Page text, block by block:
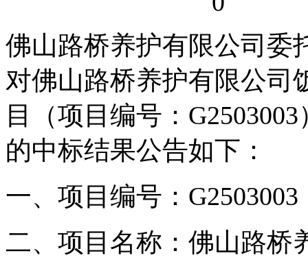
佛山路桥养护有限公司委
对佛山路桥养护有限公司
目（项目编号：
的中标结果公告如下：
一、项目编号：G2503003
二、项目名称：佛山路桥